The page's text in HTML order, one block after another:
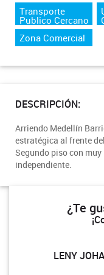
Transporte
Publico Cercano
Zona Comercial
DESCRIPCIÓN:
Arriendo Medellín
estratégica al frente
Segundo piso con
independiente.
¿Te
LENY